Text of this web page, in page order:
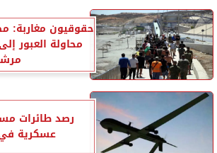
محاولة العبور
رصد طائرات
عسكرية في